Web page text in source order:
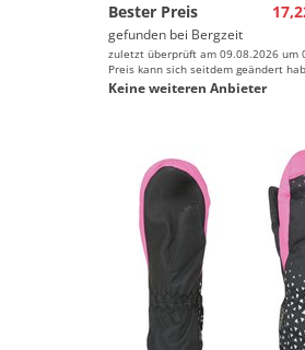
Bester Preis
gefunden bei Bergzeit
zuletzt überprüft am 09.08.2026 um
Preis kann sich seitdem geändert
Keine weiteren Anbieter